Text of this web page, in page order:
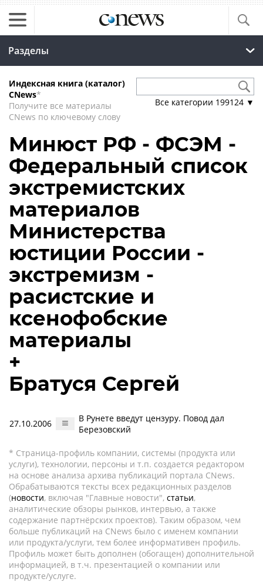
Разделы
Индексная книга (каталог)
CNews*
Получите все материалы
CNews по ключевому слову
Все категории 199124 ▼
Минюст РФ - ФСЭМ -
Федеральный список
экстремистских
материалов
Министерства
юстиции России -
экстремизм -
расистские и
ксенофобские
материалы
+
Братуся Сергей
27.10.2006
В Рунете введут цензуру. Повод дал
Березовский
* Страница-профиль компании, системы (продукта или
услуги), технологии, персоны и т.п. создается редактором
на основе анализа архива публикаций портала CNews.
Обрабатываются тексты всех редакционных разделов
(новости, включая "Главные новости", статьи,
аналитические обзоры рынков, интервью, а также
содержание партнёрских проектов). Таким образом, чем
больше публикаций на CNews было с именем компании
или продукта/услуги, тем более информативен профиль.
Профиль может быть дополнен (обогащен) дополнительной
информацией, в т.ч. презентацией о компании или
продукте/услуге.